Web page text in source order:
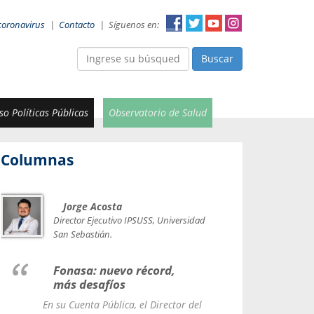
| Contacto | Síguenos en:
Buscar
Políticas Públicas Observatorio de Salud
Columnas
Jorge Acosta
Director Ejecutivo IPSUSS, Universidad
San Sebastián.
Fonasa: nuevo récord,
más desafíos
En su Cuenta Pública, el Director del